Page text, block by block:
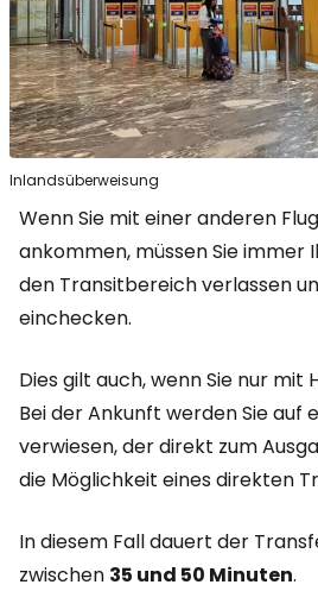
Inlandsüberweisung
Wenn Sie mit einer anderen
ankommen, müssen Sie immer
den Transitbereich verlassen
einchecken.
Dies gilt auch, wenn Sie nur mit
Bei der Ankunft werden Sie auf
verwiesen, der direkt zum
die Möglichkeit eines direkten
In diesem Fall dauert der
zwischen 35 und 50 Minuten.